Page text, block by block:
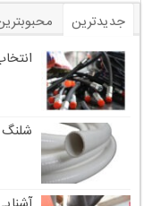
جدیدترین
برچسب
شلنگ